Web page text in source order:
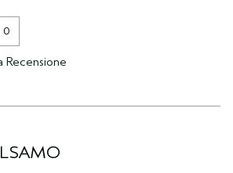
0
Recensione